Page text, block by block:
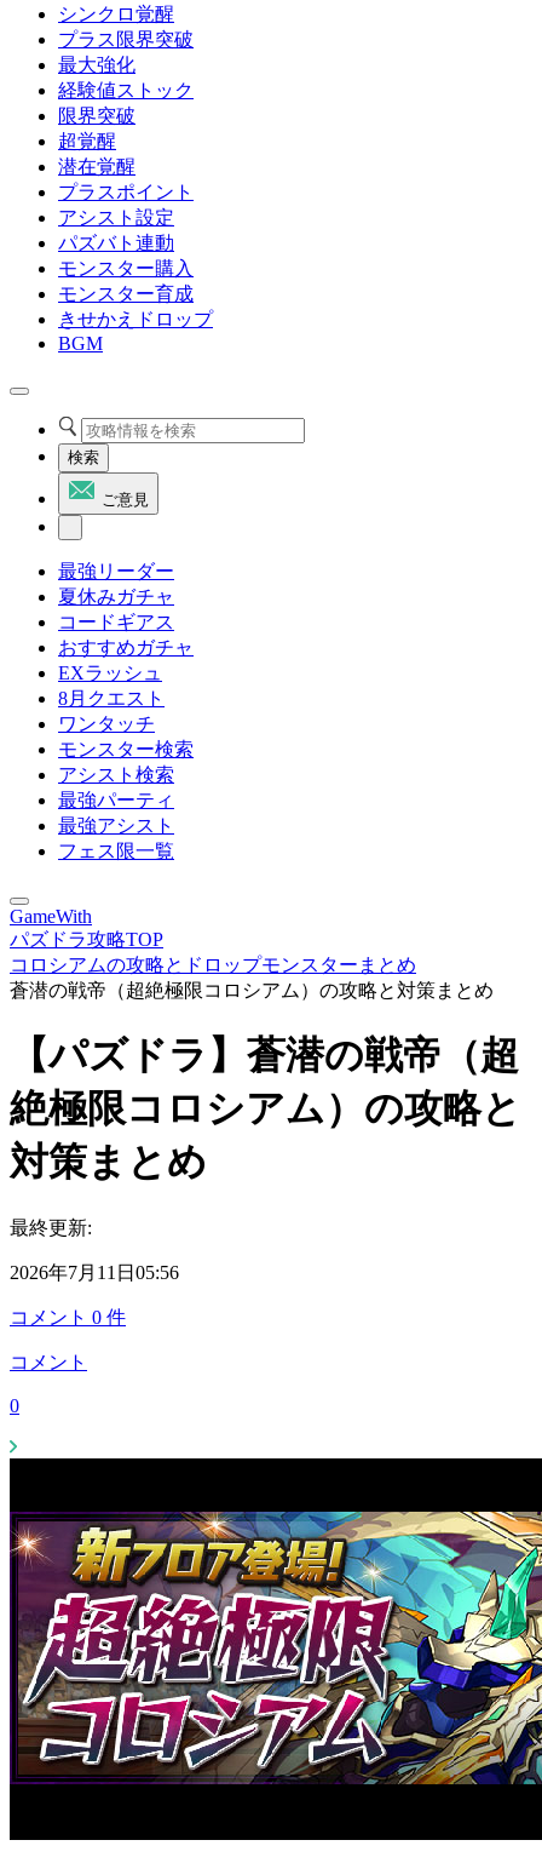
シンクロ覚醒
プラス限界突破
最大強化
経験値ストック
限界突破
超覚醒
潜在覚醒
プラスポイント
アシスト設定
パズバト連動
モンスター購入
モンスター育成
きせかえドロップ
BGM
検索
ご意見
最強リーダー
夏休みガチャ
コードギアス
おすすめガチャ
EXラッシュ
8月クエスト
ワンタッチ
モンスター検索
アシスト検索
最強パーティ
最強アシスト
フェス限一覧
GameWith
パズドラ攻略TOP
コロシアムの攻略とドロップモンスターまとめ
蒼潜の戦帝（超絶極限コロシアム）の攻略と対策まとめ
【パズドラ】蒼潜の戦帝（超
絶極限コロシアム）の攻略と
対策まとめ
最終更新:
2026年7月11日05:56
コメント 0 件
コメント
0